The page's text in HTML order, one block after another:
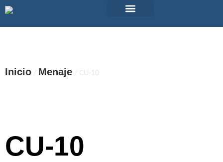
Inicio / Menaje / CU-10
CU-10